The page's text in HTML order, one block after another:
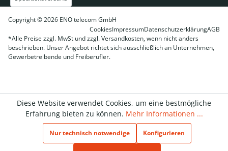
Copyright © 2026 ENO telecom GmbH
CookiesImpressumDatenschutzerklärungAGB
*Alle Preise zzgl. MwSt und zzgl. Versandkosten, wenn nicht anders
beschrieben. Unser Angebot richtet sich ausschließlich an Unternehmen,
Gewerbetreibende und Freiberufler.
Diese Website verwendet Cookies, um eine bestmögliche
Erfahrung bieten zu können. Mehr Informationen ...
Nur technisch notwendige Konfigurieren